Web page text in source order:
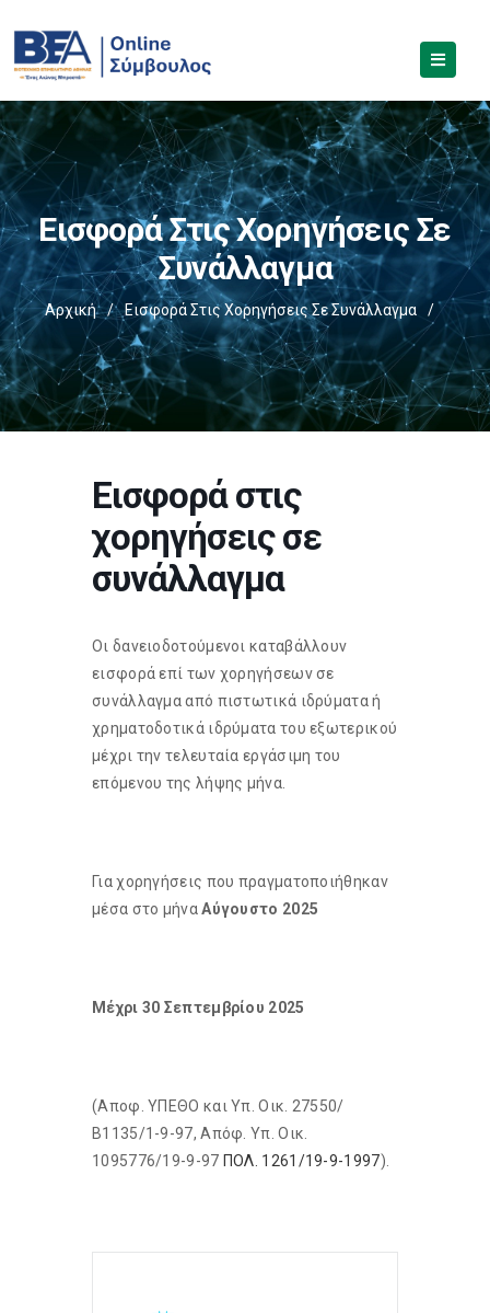
Εισφορά Στις Χορηγήσεις Σε
Συνάλλαγμα
Αρχική / Εισφορά Στις Χορηγήσεις Σε Συνάλλαγμα /
Εισφορά στις
χορηγήσεις σε
συνάλλαγμα
Οι δανειοδοτούμενοι καταβάλλουν
εισφορά επί των χορηγήσεων σε
συνάλλαγμα από πιστωτικά ιδρύματα ή
χρηματοδοτικά ιδρύματα του εξωτερικού
μέχρι την τελευταία εργάσιμη του
επόμενου της λήψης μήνα.
Για χορηγήσεις που πραγματοποιήθηκαν
μέσα στο μήναΑύγουστο 2025
Μέχρι 30 Σεπτεμβρίου 2025
(Αποφ. ΥΠΕΘΟ και Υπ. Οικ. 27550/
Β1135/1-9-97, Απόφ. Υπ. Οικ.
1095776/19-9-97 ΠΟΛ. 1261/19-9-1997).